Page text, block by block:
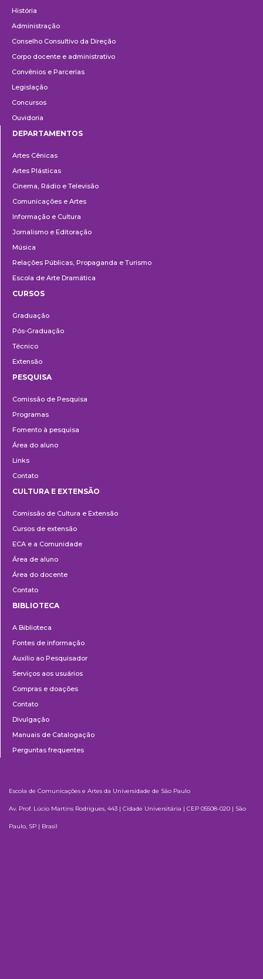
História
Administração
Conselho Consultivo da Direção
Corpo docente e administrativo
Convênios e Parcerias
Legislação
Concursos
Ouvidoria
DEPARTAMENTOS
Artes Cênicas
Artes Plásticas
Cinema, Rádio e Televisão
Comunicações e Artes
Informação e Cultura
Jornalismo e Editoração
Música
Relações Públicas, Propaganda e Turismo
Escola de Arte Dramática
CURSOS
Graduação
Pós-Graduação
Técnico
Extensão
PESQUISA
Comissão de Pesquisa
Programas
Fomento à pesquisa
Área do aluno
Links
Contato
e
Extensão
CULTURA E EXTENSÃO
Comissão de Cultura e Extensão
Cursos de extensão
ECA e a Comunidade
Área de aluno
Área do docente
Contato
BIBLIOTECA
A Biblioteca
Fontes de informação
Auxílio ao Pesquisador
Serviços aos usuários
Compras e doações
Contato
Divulgação
Manuais de Catalogação
Perguntas frequentes
Escola de Comunicações e Artes da Universidade de São Paulo
Av. Prof. Lúcio Martins Rodrigues, 443 | Cidade Universitária | CEP 05508-020 | São
Paulo, SP | Brasil